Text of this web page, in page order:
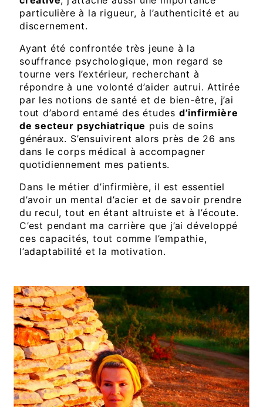
particulière à la rigueur, à l’authenticité et au
discernement.
Ayant été confrontée très jeune à la
souffrance psychologique, mon regard se
tourne vers l’extérieur, recherchant à
répondre à une volonté d’aider autrui. Attirée
par les notions de santé et de bien-être, j’ai
tout d’abord entamé des études d’infirmière
de secteur psychiatrique puis de soins
généraux. S’ensuivirent alors près de 26 ans
dans le corps médical à accompagner
quotidiennement mes patients.
Dans le métier d’infirmière, il est essentiel
d’avoir un mental d’acier et de savoir prendre
du recul, tout en étant altruiste et à l’écoute.
C’est pendant ma carrière que j’ai développé
ces capacités, tout comme l’empathie,
l’adaptabilité et la motivation.